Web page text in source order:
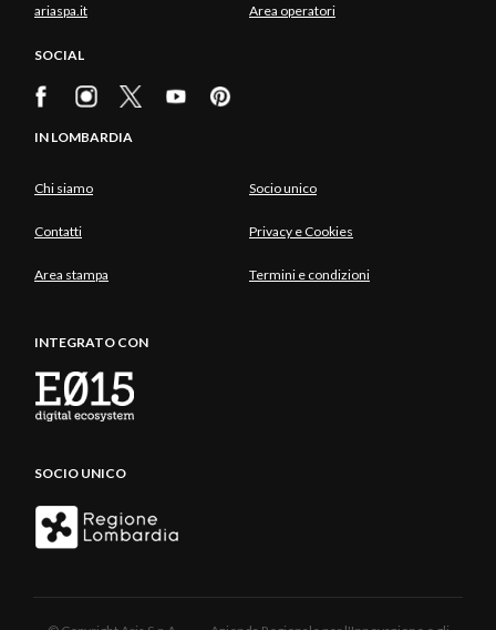
ariaspa.it Area operatori
SOCIAL
IN LOMBARDIA
Chi siamo Socio unico
Contatti Privacy e Cookies
Area stampa Termini e condizioni
INTEGRATO CON
SOCIO UNICO